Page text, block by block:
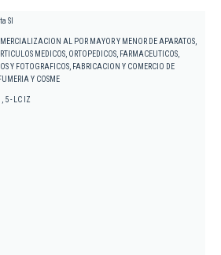
Sl
AL POR MAYOR Y MENOR DE APARATOS,
MEDICOS, ORTOPEDICOS, FARMACEUTICOS,
Y FOTOGRAFICOS, FABRICACION Y COMERCIO DE
Y COSME
5 - LC IZ